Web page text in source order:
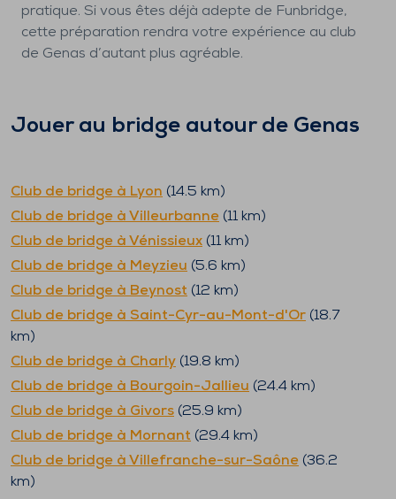
pratique. Si vous êtes déjà adepte de Funbridge,
cette préparation rendra votre expérience au club
de Genas d’autant plus agréable.
Jouer au bridge autour de Genas
Club de bridge à Lyon (14.5 km)
Club de bridge à Villeurbanne (11 km)
Club de bridge à Vénissieux (11 km)
Club de bridge à Meyzieu (5.6 km)
Club de bridge à Beynost (12 km)
Club de bridge à Saint-Cyr-au-Mont-d'Or (18.7
km)
Club de bridge à Charly (19.8 km)
Club de bridge à Bourgoin-Jallieu (24.4 km)
Club de bridge à Givors (25.9 km)
Club de bridge à Mornant (29.4 km)
Club de bridge à Villefranche-sur-Saône (36.2
km)